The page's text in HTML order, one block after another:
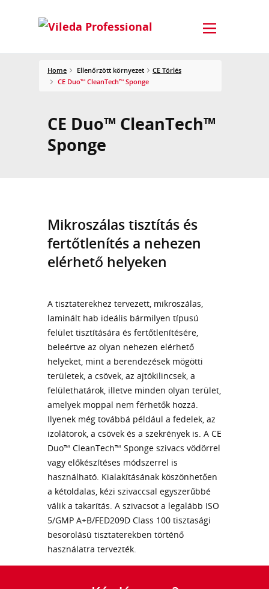
Home Ellenőrzött környezet
CE Törlés
CE Duo™ CleanTech™ Sponge
CE Duo™ CleanTech™
Sponge
Mikroszálas tisztítás és
fertőtlenítés a nehezen
elérhető helyeken
A tisztaterekhez tervezett, mikroszálas,
laminált hab ideális bármilyen típusú
felület tisztítására és fertőtlenítésére,
beleértve az olyan nehezen elérhető
helyeket, mint a berendezések mögötti
területek, a csövek, az ajtókilincsek, a
felülethatárok, illetve minden olyan terület,
amelyek moppal nem férhetők hozzá.
Ilyenek még továbbá például a fedelek, az
izolátorok, a csövek és a szekrények is. A CE
Duo™ CleanTech™ Sponge szivacs vödörrel
vagy előkészítéses módszerrel is
használható. Kialakításának köszönhetően
a kétoldalas, kézi szivaccsal egyszerűbbé
válik a takarítás. A szivacsot a legalább ISO
5/GMP A+B/FED209D Class 100 tisztasági
besorolású tisztaterekben történő
használatra tervezték.